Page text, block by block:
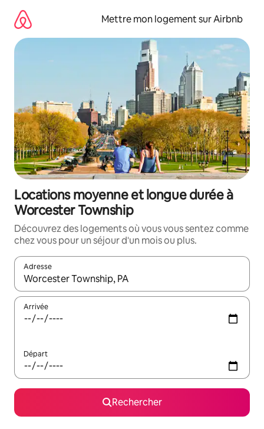
directement
contenu
Mettre mon logement sur Airbnb
Locations moyenne et longue durée à
Worcester Township
Découvrez des logements où vous vous sentez comme
chez vous pour un séjour d'un mois ou plus.
Adresse
Lorsque les résultats s'affichent, utilisez les flèches vers le
Arrivée
Départ
Rechercher